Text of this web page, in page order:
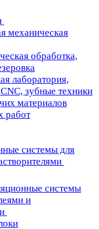
механическая
обработка,
лаборатория,
зубные техники
материалов
работ
системы для
системы
и